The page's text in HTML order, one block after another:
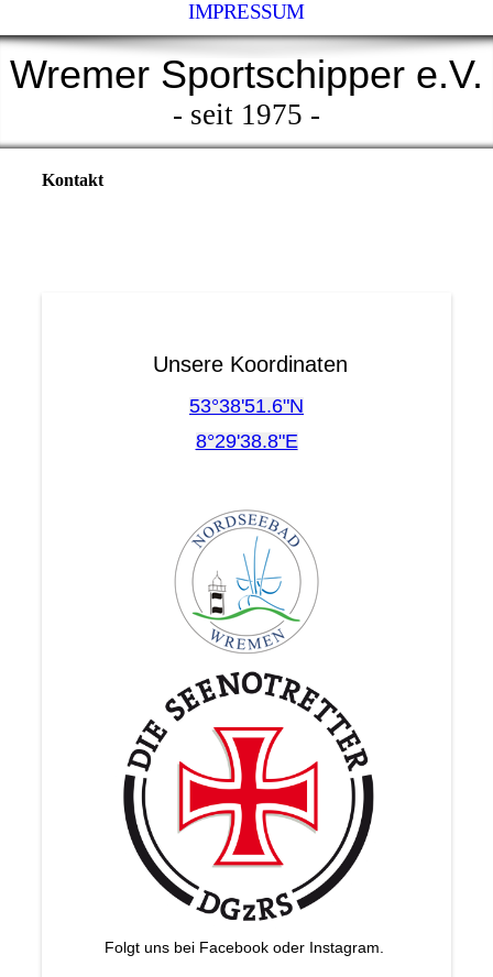
IMPRESSUM
Wremer Sportschipper e.V.
- seit 1975 -
Kontakt
Unsere Koordinaten
53°38'51.6"N
8°29'38.8"E
Folgt uns bei Facebook oder Instagram.